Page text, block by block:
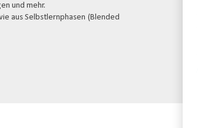
und mehr.
aus Selbstlernphasen (Blended